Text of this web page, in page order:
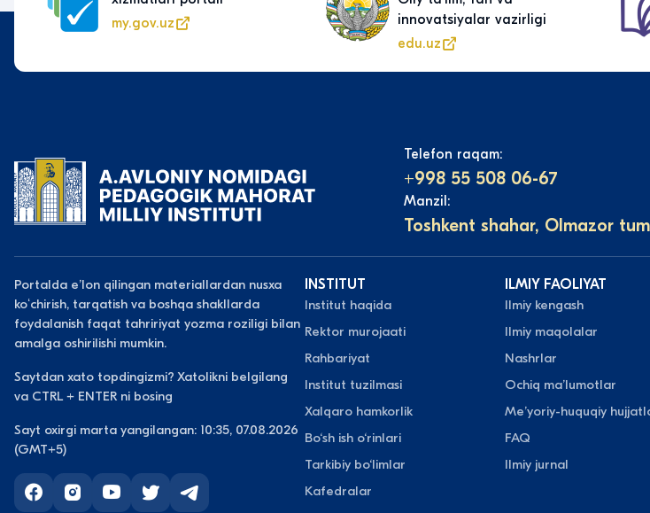
my.gov.uz
innovatsiyalar vazirligi
edu.uz
Telefon raqam:
+998 55 508 06-67
Manzil:
Toshkent shahar, Olmazor
Portalda eʼlon qilingan materiallardan nusxa
koʻchirish, tarqatish va boshqa shakllarda
foydalanish faqat tahririyat yozma roziligi bilan
amalga oshirilishi mumkin.
Saytdan xato topdingizmi? Xatolikni belgilang
va CTRL + ENTER ni bosing
Sayt oxirgi marta yangilangan: 10:35, 07.08.2026
(GMT+5)
INSTITUT
Institut haqida
Rektor murojaati
Rahbariyat
Institut tuzilmasi
Xalqaro hamkorlik
Bo‘sh ish o‘rinlari
Tarkibiy bo‘limlar
Kafedralar
ILMIY FAOLIYAT
Ilmiy kengash
Ilmiy maqolalar
Nashrlar
Ochiq maʼlumotlar
Meʼyoriy-huquqiy
FAQ
Ilmiy jurnal